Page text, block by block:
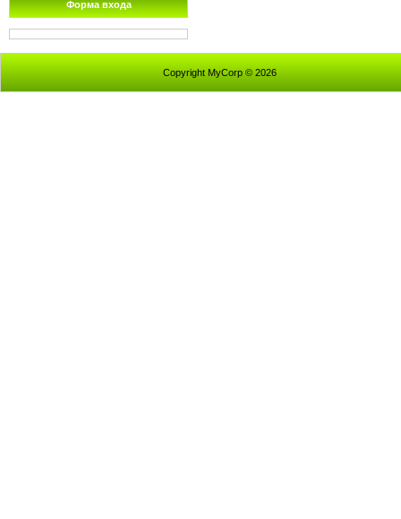
Форма входа
Copyright MyCorp © 2026